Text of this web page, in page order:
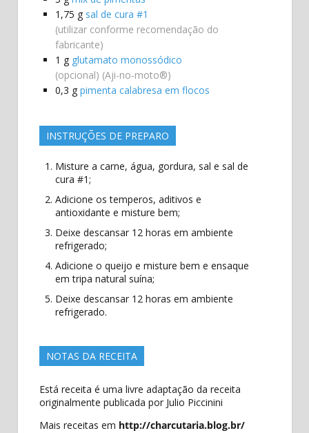
1,75 g sal de cura #1
(utilizar conforme recomendação do
fabricante)
1 g glutamato monossódico
(opcional) (Aji-no-moto®)
0,3 g pimenta calabresa em flocos
INSTRUÇÕES DE PREPARO
Misture a carne, água, gordura, sal e sal de
cura #1;
Adicione os temperos, aditivos e
antioxidante e misture bem;
Deixe descansar 12 horas em ambiente
refrigerado;
Adicione o queijo e misture bem e ensaque
em tripa natural suína;
Deixe descansar 12 horas em ambiente
refrigerado.
NOTAS DA RECEITA
Está receita é uma livre adaptação da receita
originalmente publicada por Julio Piccinini
Mais receitas em http://charcutaria.blog.br/